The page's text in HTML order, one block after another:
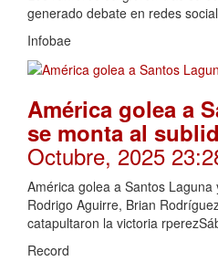
generado debate en redes
Infobae
América golea a
se monta al
Octubre, 2025
América golea a Santos
Rodrigo Aguirre, Brian
catapultaron la victoria
Record